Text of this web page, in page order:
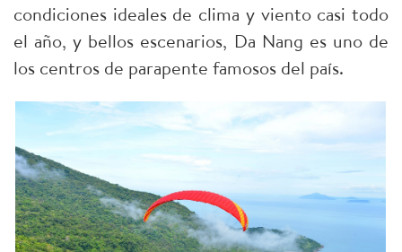
condiciones ideales de clima y viento casi todo
el año, y bellos escenarios, Da Nang es uno de
los centros de parapente famosos del país.